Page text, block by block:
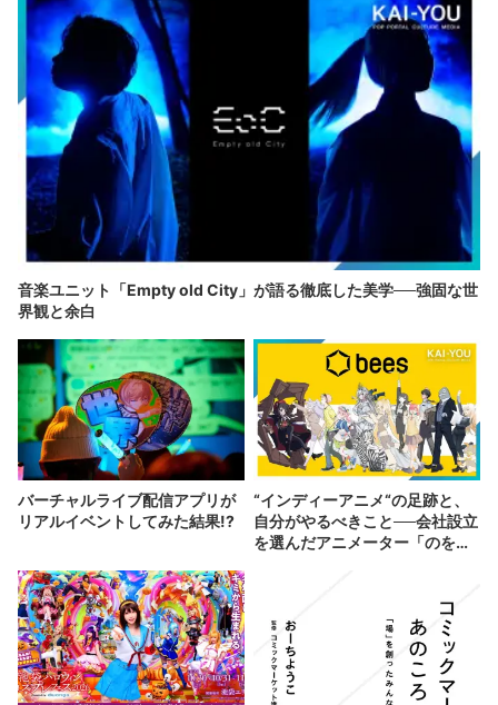
音楽ユニット「Empty old City」が語る徹底した美学──強固な世
界観と余白
バーチャルライブ配信アプリが
リアルイベントしてみた結果!?
“インディーアニメ“の足跡と、
自分がやるべきこと──会社設立
を選んだアニメーター「のを